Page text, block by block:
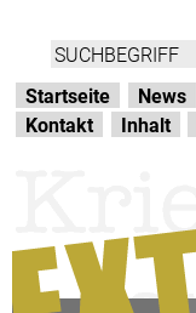
Startseite News
Kontakt
Inhalt